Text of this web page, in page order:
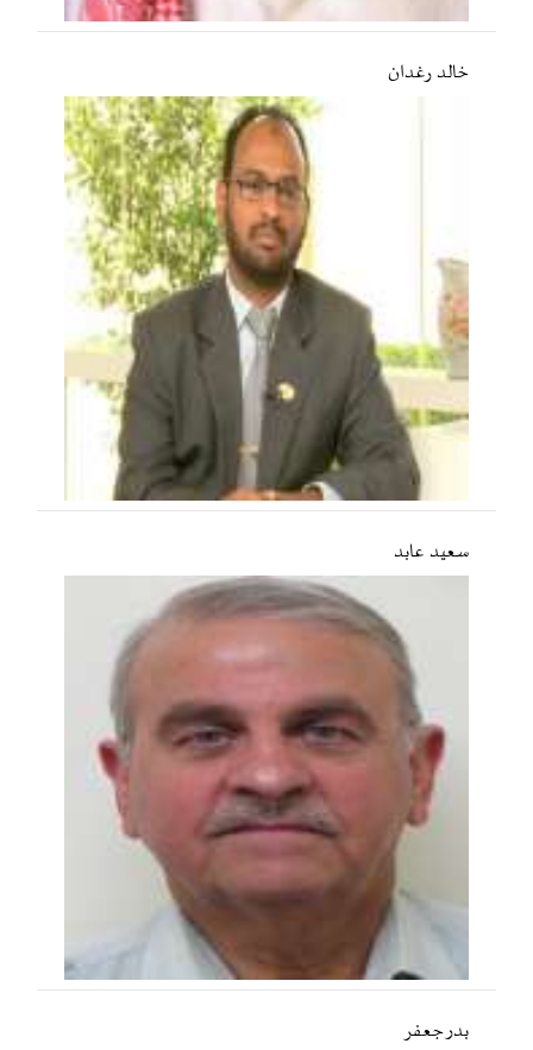
خالد رغدان
سعید عابد
بدر جعفر